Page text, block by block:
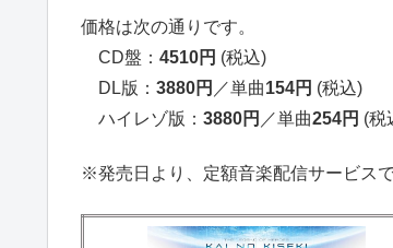
価格は次の通りです。
CD盤： 4510円 (税込)
DL版： 3880円 ／単曲154円 (税込)
ハイレゾ版： 3880円 ／単曲254円 (税
※発売日より、定額音楽配信サービス